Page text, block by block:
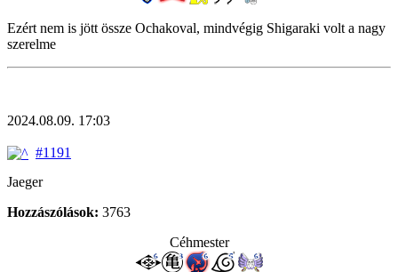
Ezért nem is jött össze Ochakoval, mindvégig Shigaraki volt a nagy
szerelme
2024.08.09. 17:03
#1191
Jaeger
Hozzászólások: 3763
Céhmester